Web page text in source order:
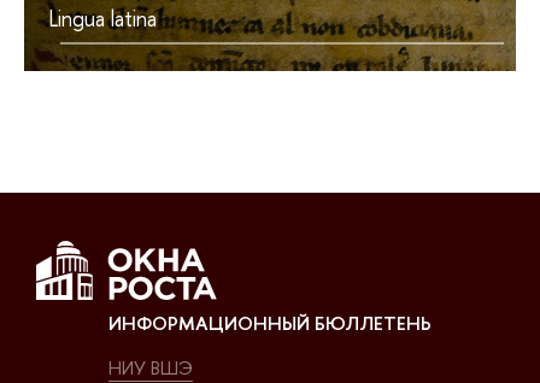
Lingua latina
ИНФОРМАЦИОННЫЙ БЮЛЛЕТЕНЬ
НИУ ВШЭ